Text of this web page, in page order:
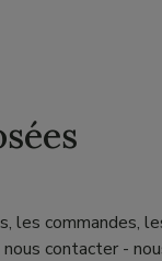
les commandes,
contacter -